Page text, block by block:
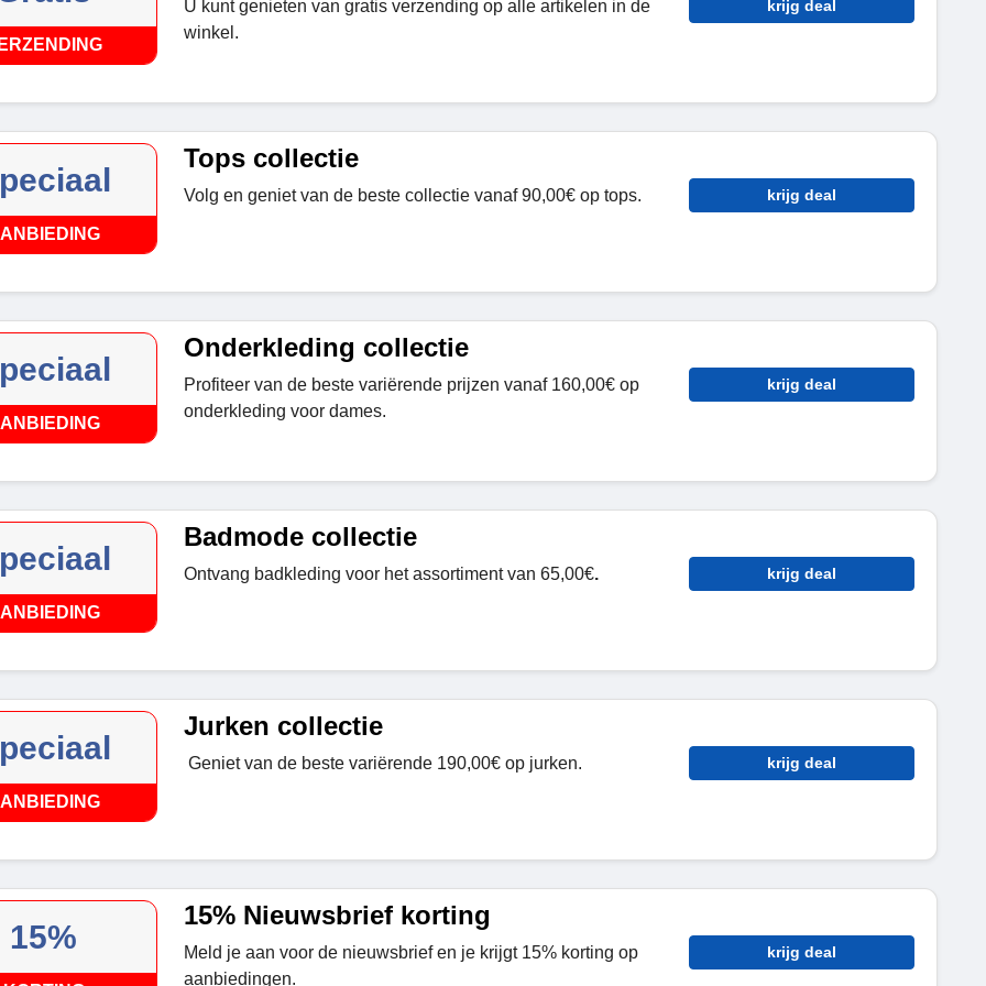
U kunt genieten van gratis verzending op alle artikelen in de
winkel.
krijg deal
Tops collectie
Volg en geniet van de beste collectie vanaf 90,00€ op tops. krijg deal
Onderkleding collectie
Profiteer van de beste variërende prijzen vanaf 160,00€ op
onderkleding voor dames.
krijg deal
Badmode collectie
Ontvang badkleding voor het assortiment van 65,00€. krijg deal
Jurken collectie
Geniet van de beste variërende 190,00€ op jurken. krijg deal
15%
15% Nieuwsbrief korting
Meld je aan voor de nieuwsbrief en je krijgt 15% korting op
aanbiedingen.
krijg deal